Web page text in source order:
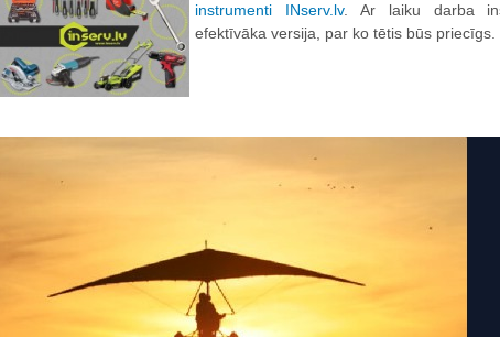
instrumenti INserv.lv. Ar laiku darba
efektīvāka versija, par ko tētis būs